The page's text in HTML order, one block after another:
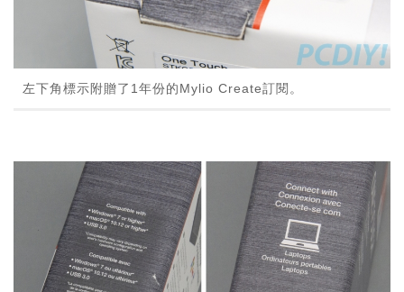
左下角標示附贈了1年份的Mylio Create訂閱。